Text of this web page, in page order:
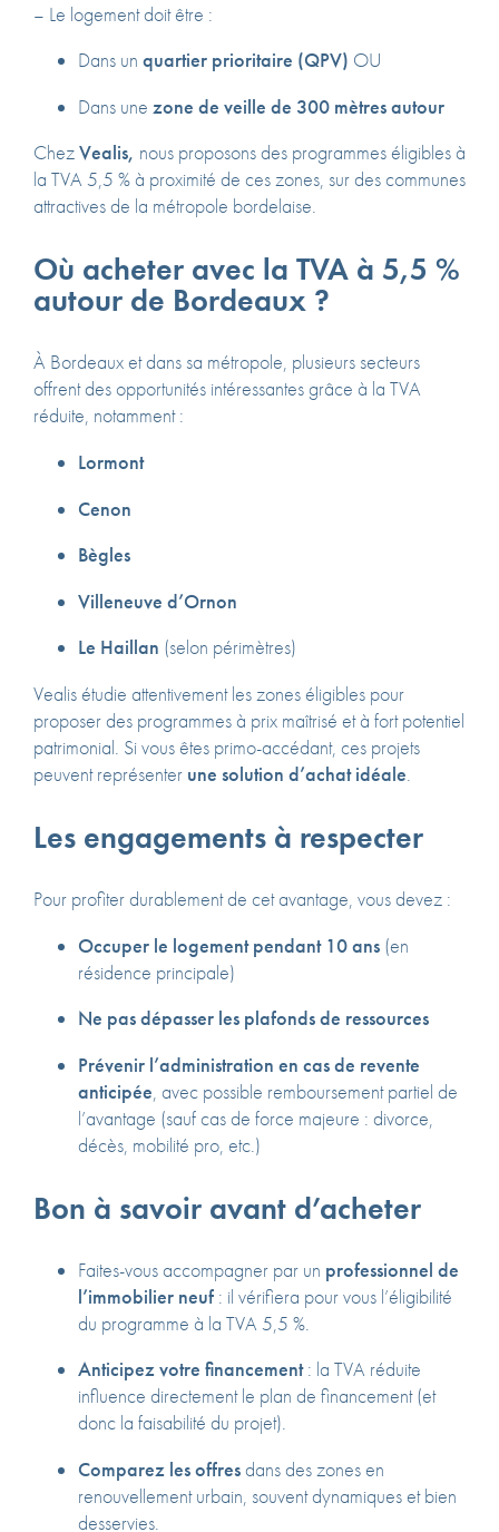
– Le logement doit être :
Dans un quartier prioritaire (QPV) OU
Dans une zone de veille de 300 mètres autour
ChezVealis, nous proposons des programmes éligibles à
la TVA 5,5 % à proximité de ces zones, sur des communes
attractives de la métropole bordelaise.
Où acheter avec la TVA à 5,5 %
autour de Bordeaux ?
À Bordeaux et dans sa métropole, plusieurs secteurs
offrent des opportunités intéressantes grâce à la TVA
réduite, notamment :
Lormont
Cenon
Bègles
Villeneuve d’Ornon
Le Haillan (selon périmètres)
Vealis étudie attentivement les zones éligibles pour
proposer des programmes à prix maîtrisé et à fort potentiel
patrimonial. Si vous êtes primo-accédant, ces projets
peuvent représenter une solution d’achat idéale.
Les engagements à respecter
Pour profiter durablement de cet avantage, vous devez :
Occuper le logement pendant 10 ans (en
résidence principale)
Ne pas dépasser les plafonds de ressources
Prévenir l’administration en cas de revente
anticipée, avec possible remboursement partiel de
l’avantage (sauf cas de force majeure : divorce,
décès, mobilité pro, etc.)
Bon à savoir avant d’acheter
Faites-vous accompagner par un professionnel de
l’immobilier neuf : il vérifiera pour vous l’éligibilité
du programme à la TVA 5,5 %.
Anticipez votre financement: la TVA réduite
influence directement le plan de financement (et
donc la faisabilité du projet).
Comparez les offresdans des zones en
renouvellement urbain, souvent dynamiques et bien
desservies.